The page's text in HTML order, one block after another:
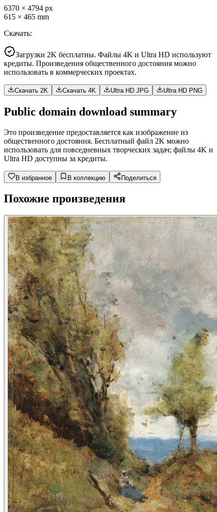
6370 × 4794 px
615 × 465 mm
Скачать:
Загрузки 2K бесплатны. Файлы 4K и Ultra HD используют
кредиты. Произведения общественного достояния можно
использовать в коммерческих проектах.
Скачать 2K Скачать 4K Ultra HD JPG Ultra HD PNG
Public domain download summary
Это произведение предоставляется как изображение из
общественного достояния. Бесплатный файл 2K можно
использовать для повседневных творческих задач; файлы 4K и
Ultra HD доступны за кредиты.
В избранное В коллекцию Поделиться
Похожие произведения